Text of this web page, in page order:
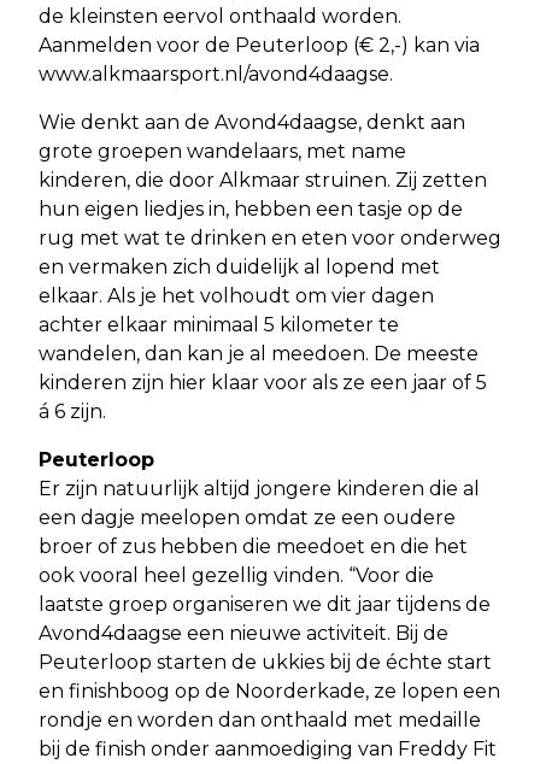
de kleinsten eervol onthaald worden.
Aanmelden voor de Peuterloop (€ 2,-) kan via
www.alkmaarsport.nl/avond4daagse.
Wie denkt aan de Avond4daagse, denkt aan
grote groepen wandelaars, met name
kinderen, die door Alkmaar struinen. Zij zetten
hun eigen liedjes in, hebben een tasje op de
rug met wat te drinken en eten voor onderweg
en vermaken zich duidelijk al lopend met
elkaar. Als je het volhoudt om vier dagen
achter elkaar minimaal 5 kilometer te
wandelen, dan kan je al meedoen. De meeste
kinderen zijn hier klaar voor als ze een jaar of 5
á 6 zijn.
Peuterloop
Er zijn natuurlijk altijd jongere kinderen die al
een dagje meelopen omdat ze een oudere
broer of zus hebben die meedoet en die het
ook vooral heel gezellig vinden. “Voor die
laatste groep organiseren we dit jaar tijdens de
Avond4daagse een nieuwe activiteit. Bij de
Peuterloop starten de ukkies bij de échte start
en finishboog op de Noorderkade, ze lopen een
rondje en worden dan onthaald met medaille
bij de finish onder aanmoediging van Freddy Fit